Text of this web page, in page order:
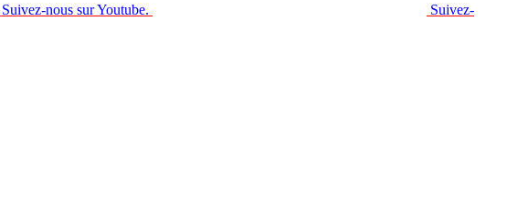
Suivez-nous sur Youtube. Suivez-